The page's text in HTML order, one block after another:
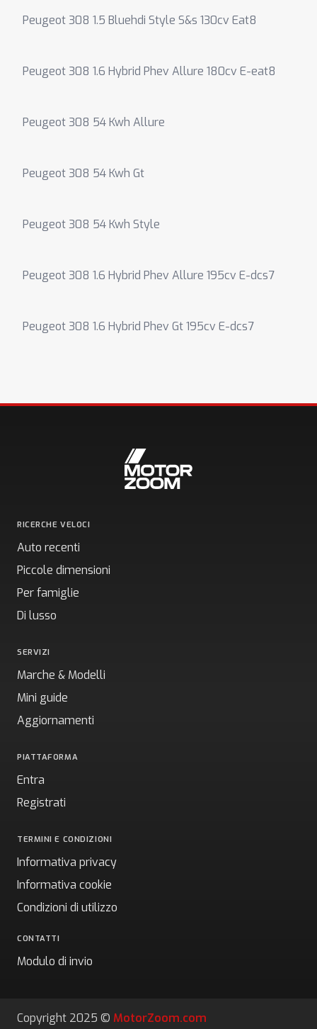
Peugeot 308 1.5 Bluehdi Style S&s 130cv Eat8
Peugeot 308 1.6 Hybrid Phev Allure 180cv E-eat8
Peugeot 308 54 Kwh Allure
Peugeot 308 54 Kwh Gt
Peugeot 308 54 Kwh Style
Peugeot 308 1.6 Hybrid Phev Allure 195cv E-dcs7
Peugeot 308 1.6 Hybrid Phev Gt 195cv E-dcs7
RICERCHE VELOCI
Auto recenti
Piccole dimensioni
Per famiglie
Di lusso
SERVIZI
Marche & Modelli
Mini guide
Aggiornamenti
PIATTAFORMA
Entra
Registrati
TERMINI E CONDIZIONI
Informativa privacy
Informativa cookie
Condizioni di utilizzo
CONTATTI
Modulo di invio
Copyright 2025 © MotorZoom.com